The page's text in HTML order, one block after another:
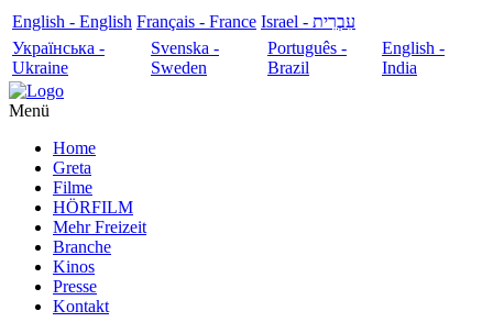
English - English Français - France
עִבְרִית - Israel
Українська -
Ukraine
Svenska -
Sweden
Português -
Brazil
English -
India
Menü
Home
Greta
Filme
HÖRFILM
Mehr Freizeit
Branche
Kinos
Presse
Kontakt